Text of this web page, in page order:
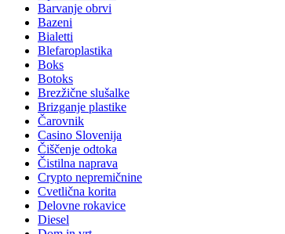
Barvanje obrvi
Bazeni
Bialetti
Blefaroplastika
Boks
Botoks
Brezžične slušalke
Brizganje plastike
Čarovnik
Casino Slovenija
Čiščenje odtoka
Čistilna naprava
Crypto nepremičnine
Cvetlična korita
Delovne rokavice
Diesel